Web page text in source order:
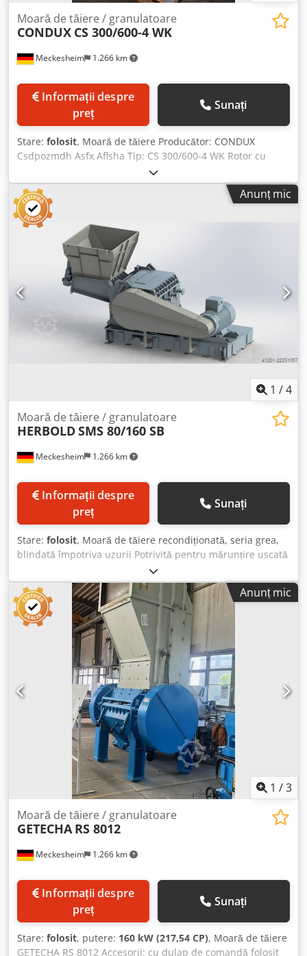
Meckesheim 1.266 km
Moară de tăiere / granulatoare
CONDUX CS 300/600-4 WK
preț
Sunați
Stare: folosit, Moară de tăiere Producător: CONDUX
Csdpozmdh Asfx Aflsha Tip: CS 300/600-4 WK Rotor cu
diametru de 300 mm x lățime de 600 mm 3 cuțite pe rotor,
rotor deschis Carcasă cu 4 cuțite statorice Cu motor de
acționare de 11 kW (la cerere maxim 30 kW)
Anunț mic
1 /4
Meckesheim 1.266 km
Moară de tăiere / granulatoare
HERBOLDSMS 80/160 SB
preț
Sunați
Stare: folosit, Moară de tăiere recondiționată, seria grea,
blindată împotriva uzurii Potrivită pentru mărunțire uscată
și umedă Aplicații tipice: corpuri goale din plastic,
mărunțire secundară a deșeurilor pre-shredderizate Rotor
cu diametru de 800 mm și lățime de 1600 mm Rotor
deschis tip F7 cu suporturi pentru cuțite interschimbabile
Chodezmdhvopfx Afloa Putere de antrenare 160-250 kW Cu
alimentare forțată prin 3 șnecuri de alimentare controlate
în funcție de sarcină Deschidere hidraulică și coș de sită
rabatabil hidraulic Capacitate de procesare până la 5 t/h,
în funcție de material și de dimensiunea granulelor
Anunț mic
1 /3
Meckesheim 1.266 km
Moară de tăiere / granulatoare
GETECHA RS 8012
preț
Sunați
Stare: folosit, putere: 160 kW (217,54 CP), Moară de tăiere
GETECHA RS 8012 Accesorii: cu dulap de comandă folosit